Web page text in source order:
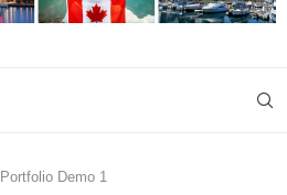
Portfolio Demo 1